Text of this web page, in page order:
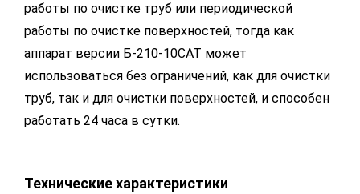
работы по очистке труб или периодической
работы по очистке поверхностей, тогда как
аппарат версии Б-210-10CAT может
использоваться без ограничений, как для очистки
труб, так и для очистки поверхностей, и способен
работать 24 часа в сутки.
Технические характеристики